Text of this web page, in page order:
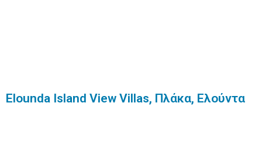
Elounda Island View Villas, Πλάκα, Ελούντα